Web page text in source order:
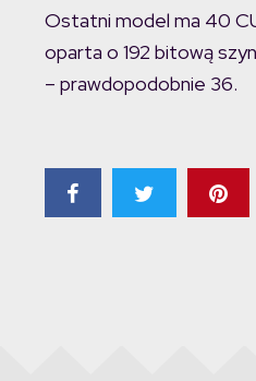
Ostatni model ma 40
oparta o 192 bitową
– prawdopodobnie 36.